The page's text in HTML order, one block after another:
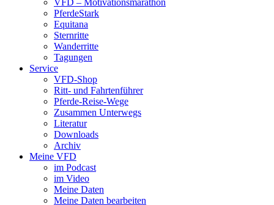
VFD – Motivationsmarathon
PferdeStark
Equitana
Sternritte
Wanderritte
Tagungen
Service
VFD-Shop
Ritt- und Fahrtenführer
Pferde-Reise-Wege
Zusammen Unterwegs
Literatur
Downloads
Archiv
Meine VFD
im Podcast
im Video
Meine Daten
Meine Daten bearbeiten